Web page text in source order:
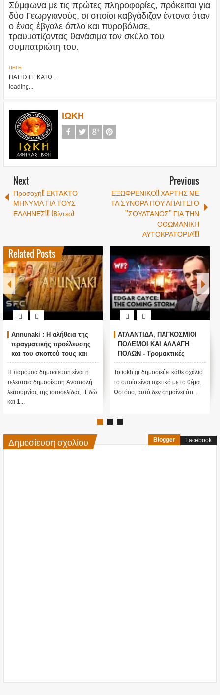
Σύμφωνα με τις πρώτες πληροφορίες, πρόκειται για
δύο Γεωργιανούς, οι οποίοι καβγάδιζαν έντονα όταν
ο ένας έβγαλε όπλο και πυροβόλισε,
τραυματίζοντας θανάσιμα τον σκύλο του
συμπατριώτη του.
ΠΗΓΗ
ΠΑΤΗΣΤΕ ΚΑΤΩ....
loading...
ΙΩΚΗ
Next
Προσοχή!! ΕΚΤΑΚΤΟ
ΜΗΝΥΜΑ ΓΙΑ ΤΟΥΣ
ΕΛΛΗΝΕΣ!!! (Βίντεο)
Previous
ΕΞΩΦΡΕΝΙΚΟ!! ΧΑΡΤΗΣ ΜΕ
ΤΑ ΣΥΝΟΡΑ ΠΟΥ ΑΠΑΙΤΕΙ Ο
''ΣΟΥΛΤΑΝΟΣ'' ΓΙΑ ΤΗΝ
ΟΘΩΜΑΝΙΚΗ
ΑΥΤΟΚΡΑΤΟΡΙΑ!!!!
Related Posts
: Η αλήθεια της
προέλευσης
σκοπού τους και
λειτουργίας μας
δημοσίευση είναι η
δημοσίευση:Αναστολή
της ιστοσελίδας...Εδώ
ΑΤΛΑΝΤΙΔΑ, ΠΑΓΚΟΣΜΙΟΙ
ΠΟΛΕΜΟΙ ΚΑΙ ΑΛΛΑΓΗ
ΠΟΛΩΝ - Τρομακτικές
προβλέψεις του Edgar
Cayce (Video)
Το iokh.gr δημοσιεύει κάθε σχόλιο
το οποίο είναι σχετικό με το θέμα.
Ωστόσο, αυτό δεν σημαίνει ότι...
ΥΠΕΡ
ΜΕΓΑΛΗ
Δημοσίευση σχολίου Blogger Facebook